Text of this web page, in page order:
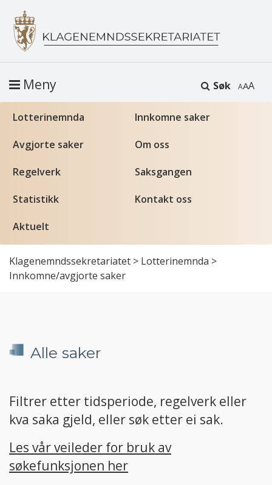
Søk A
Meny
Lotterinemnda Innkomne saker
Avgjorte saker Om oss
Regelverk Saksgangen
Statistikk Kontakt oss
Aktuelt
Klagenemndssekretariatet > Lotterinemnda >
Innkomne/avgjorte saker
Alle saker
Filtrer etter tidsperiode, regelverk eller
kva saka gjeld, eller søk etter ei sak.
Les vår veileder for bruk av
søkefunksjonen her